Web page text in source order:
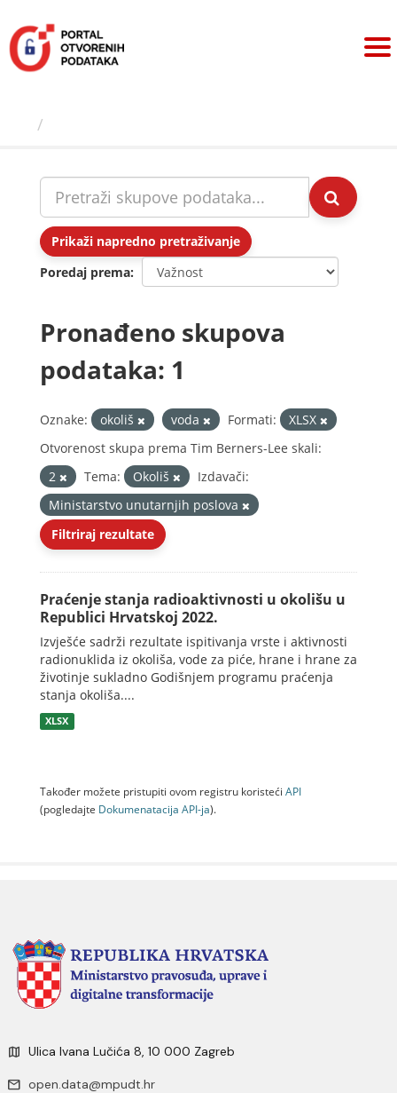
sadržaj
Prikaži napredno pretraživanje
Poredaj prema
Pronađeno skupova
podataka: 1
Oznake: okoliš voda Formati:
XLSX
Otvorenost skupa prema Tim Berners-Lee skali:
2
Tema: Okoliš
Izdavači:
Ministarstvo unutarnjih poslova
Filtriraj rezultate
Praćenje stanja radioaktivnosti u okolišu u
Republici Hrvatskoj 2022.
Izvješće sadrži rezultate ispitivanja vrste i aktivnosti
radionuklida iz okoliša, vode za piće, hrane i hrane za
životinje sukladno Godišnjem programu praćenja
stanja okoliša....
XLSX
Također možete pristupiti ovom registru koristeći API
(pogledajte Dokumenаtаcijа API-jа).